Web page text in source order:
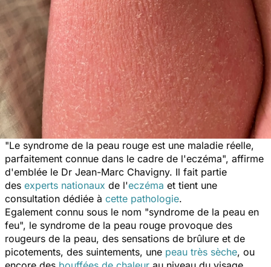
"Le syndrome de la peau rouge est une maladie réelle,
parfaitement connue dans le cadre de l'eczéma", affirme
d'emblée le Dr Jean-Marc Chavigny. Il fait partie
des experts nationaux de l'eczéma et tient une
consultation dédiée à cette pathologie.
Egalement connu sous le nom "syndrome de la peau en
feu", le syndrome de la peau rouge provoque des
rougeurs de la peau, des sensations de brûlure et de
picotements, des suintements, une peau très sèche, ou